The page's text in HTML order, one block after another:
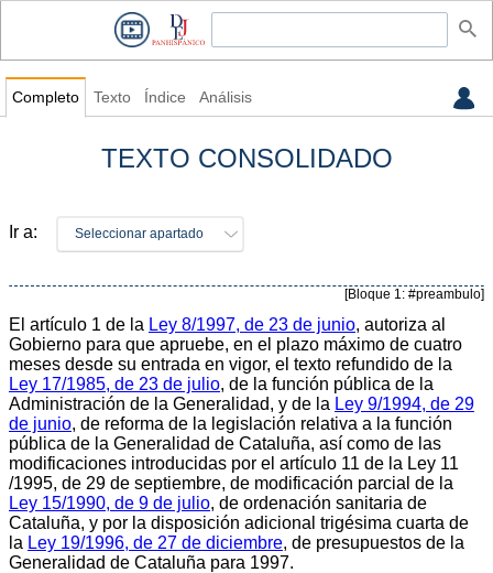
Completo Texto Índice Análisis
TEXTO CONSOLIDADO
Ir a: Seleccionar apartado
[Bloque 1: #preambulo]
El artículo 1 de la Ley 8/1997, de 23 de junio, autoriza al
Gobierno para que apruebe, en el plazo máximo de cuatro
meses desde su entrada en vigor, el texto refundido de la
Ley 17/1985, de 23 de julio, de la función pública de la
Administración de la Generalidad, y de la Ley 9/1994, de 29
de junio, de reforma de la legislación relativa a la función
pública de la Generalidad de Cataluña, así como de las
modificaciones introducidas por el artículo 11 de la Ley 11
/1995, de 29 de septiembre, de modificación parcial de la
Ley 15/1990, de 9 de julio, de ordenación sanitaria de
Cataluña, y por la disposición adicional trigésima cuarta de
la Ley 19/1996, de 27 de diciembre, de presupuestos de la
Generalidad de Cataluña para 1997.